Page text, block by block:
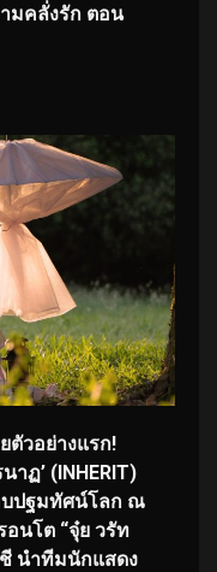
มคลั่งรัก ตอน
ตัวอย่างแรก!
ฏ’ (INHERIT)
บปฐมทัศน์โลก ณ
นโต “จุ๋ย วรัท
นำทีมนักแสดง